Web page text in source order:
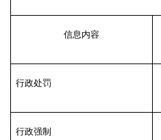
信息内容
行政处罚
行政强制